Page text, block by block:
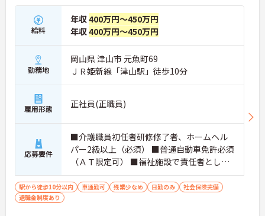
給料
年収400万円～450万円
年収400万円～450万円
勤務地
岡山県 津山市 元魚町69
ＪＲ姫新線「津山駅」徒歩10分
雇用形態 正社員(正職員)
応募要件
■介護職員初任者研修修了者、ホームヘル
パー2級以上（必須） ■普通自動車免許必須
（ＡＴ限定可） ■福祉施設で責任者として3
年以上の業務経験必須
駅から徒歩10分以内 車通勤可 残業少なめ 日勤のみ
社会保険完備
退職金制度あり